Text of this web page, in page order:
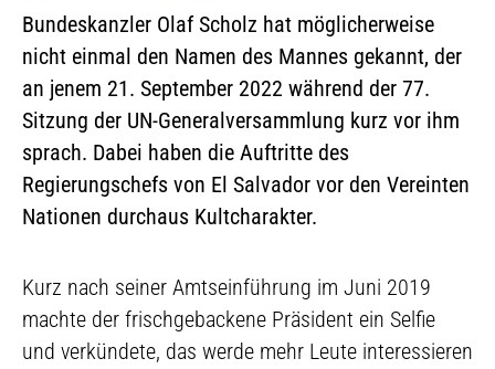
Bundeskanzler Olaf Scholz hat möglicherweise
nicht einmal den Namen des Mannes gekannt, der
an jenem 21. September 2022 während der 77.
Sitzung der UN-Generalversammlung kurz vor ihm
sprach. Dabei haben die Auftritte des
Regierungschefs von El Salvador vor den Vereinten
Nationen durchaus Kultcharakter.
Kurz nach seiner Amtseinführung im Juni 2019
machte der frischgebackene Präsident ein Selfie
und verkündete, das werde mehr Leute interessieren